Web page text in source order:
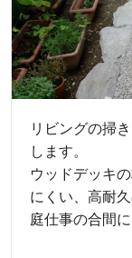
リビングの掃
します。
ウッドデッキ
にくい、高耐
庭仕事の合間